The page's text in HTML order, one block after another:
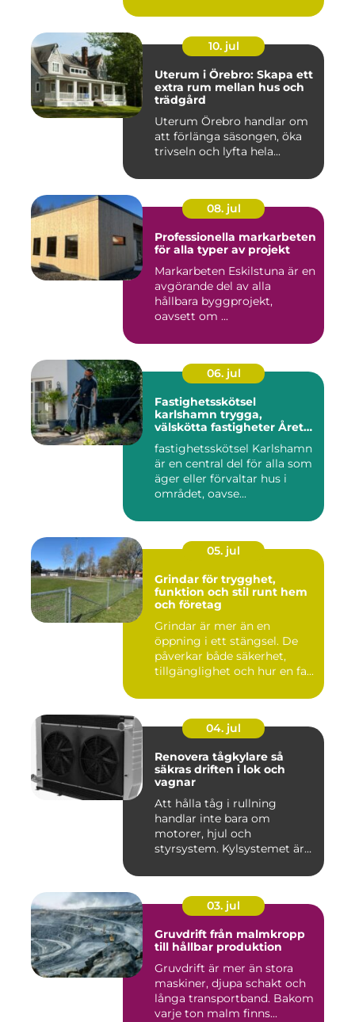
10. jul
Uterum i Örebro: Skapa ett
extra rum mellan hus och
trädgård
Uterum Örebro handlar om
att förlänga säsongen, öka
trivseln och lyfta hela...
08. jul
Professionella markarbeten
för alla typer av projekt
Markarbeten Eskilstuna är en
avgörande del av alla
hållbara byggprojekt,
oavsett om ...
06. jul
Fastighetsskötsel
karlshamn trygga,
välskötta fastigheter Året
fastighetsskötsel Karlshamn
är en central del för alla som
äger eller förvaltar hus i
området, oavse...
05. jul
Grindar för trygghet,
funktion och stil runt hem
och företag
Grindar är mer än en
öppning i ett stängsel. De
påverkar både säkerhet,
tillgänglighet och hur en fa...
04. jul
Renovera tågkylare så
säkras driften i lok och
vagnar
Att hålla tåg i rullning
handlar inte bara om
motorer, hjul och
styrsystem. Kylsystemet är
03. jul
Gruvdrift från malmkropp
till hållbar produktion
Gruvdrift är mer än stora
maskiner, djupa schakt och
långa transportband. Bakom
varje ton malm finns...